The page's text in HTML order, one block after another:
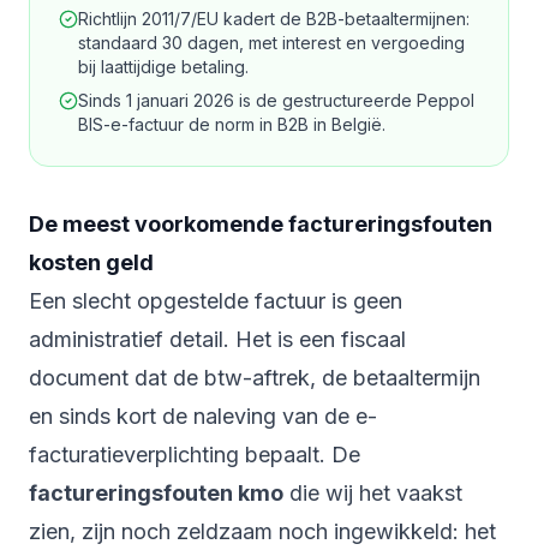
Richtlijn 2011/7/EU kadert de B2B-betaaltermijnen:
standaard 30 dagen, met interest en vergoeding
bij laattijdige betaling.
Sinds 1 januari 2026 is de gestructureerde Peppol
BIS-e-factuur de norm in B2B in België.
De meest voorkomende factureringsfouten
kosten geld
Een slecht opgestelde factuur is geen
administratief detail. Het is een fiscaal
document dat de btw-aftrek, de betaaltermijn
en sinds kort de naleving van de e-
facturatieverplichting bepaalt. De
factureringsfouten kmo die wij het vaakst
zien, zijn noch zeldzaam noch ingewikkeld: het